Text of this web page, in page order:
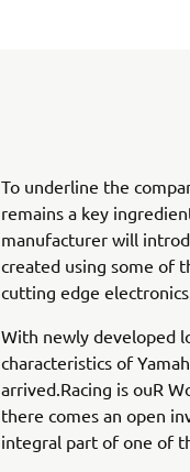
To underline the
remains a key
manufacturer will
created using some of
cutting edge
With newly developed
characteristics of
arrived.Racing is ouR
there comes an open
integral part of one of